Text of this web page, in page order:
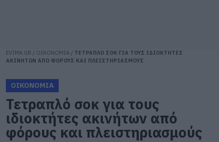
EVIMA.GR / ΟΙΚΟΝΟΜΙΑ / ΤΕΤΡΑΠΛΟ ΣΟΚ ΓΙΑ ΤΟΥΣ ΙΔΙΟΚΤΗΤΕΣ
ΑΚΙΝΗΤΩΝ ΑΠΟ ΦΟΡΟΥΣ ΚΑΙ ΠΛΕΙΣΤΗΡΙΑΣΜΟΥΣ
ΟΙΚΟΝΟΜΙΑ
Τετραπλό σοκ για τους
ιδιοκτήτες ακινήτων από
φόρους και πλειστηριασμούς